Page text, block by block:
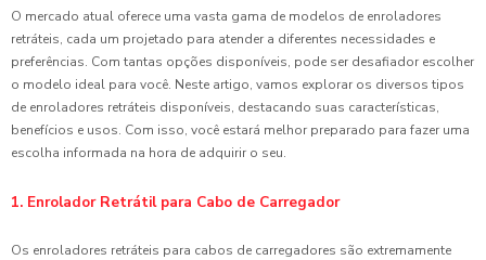
O mercado atual oferece uma vasta gama de modelos de enroladores
retráteis, cada um projetado para atender a diferentes necessidades e
preferências. Com tantas opções disponíveis, pode ser desafiador escolher
o modelo ideal para você. Neste artigo, vamos explorar os diversos tipos
de enroladores retráteis disponíveis, destacando suas características,
benefícios e usos. Com isso, você estará melhor preparado para fazer uma
escolha informada na hora de adquirir o seu.
1. Enrolador Retrátil para Cabo de Carregador
Os enroladores retráteis para cabos de carregadores são extremamente